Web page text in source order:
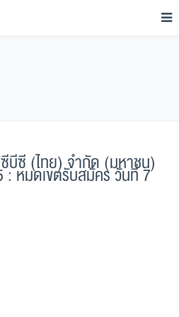
บีซี (ไทย) จำกัด (มหาชน)
: หมดเขตรับสมัคร วันที่ 7